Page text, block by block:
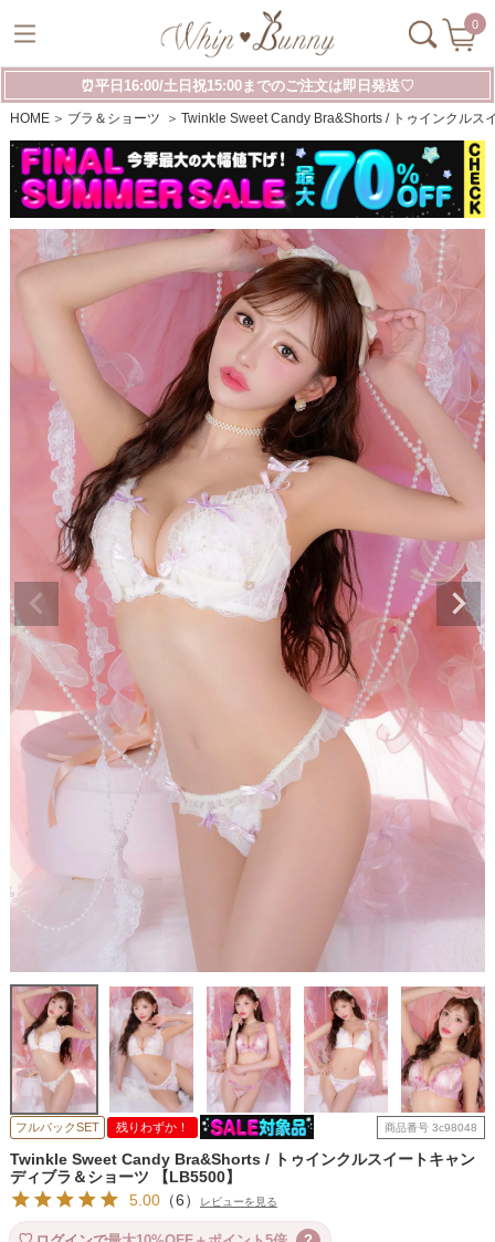
0
⏰平日16:00/土日祝15:00までのご注文は即日発送♡
HOME ブラ＆ショーツ Twinkle Sweet Candy Bra&Shorts / トゥインクルス
フルバックSET 残りわずか！ 商品番号 3c98048
Twinkle Sweet Candy Bra&Shorts / トゥインクルスイートキャン
ディブラ＆ショーツ 【LB5500】
5.00（6） レビューを見る